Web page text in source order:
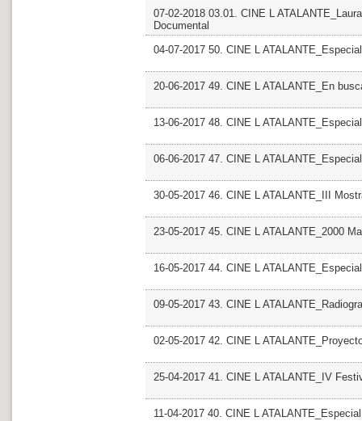
07-02-2018 03.01. CINE L
Documental
04-07-2017 50. CINE L
20-06-2017 49. CINE L ATALANTE_En
13-06-2017 48. CINE L
06-06-2017 47. CINE L
30-05-2017 46. CINE L ATALANTE_III
23-05-2017 45. CINE L ATALANTE_2000
16-05-2017 44. CINE L
09-05-2017 43. CINE L
02-05-2017 42. CINE L
25-04-2017 41. CINE L ATALANTE_IV
11-04-2017 40. CINE L